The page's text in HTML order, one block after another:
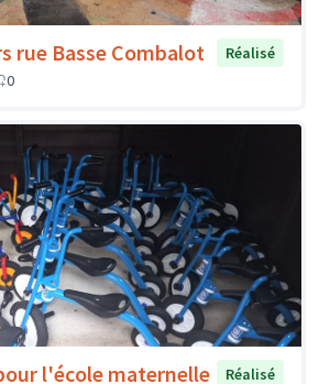
rue Basse Combalot
Réalisé
0
l'école maternelle
Réalisé